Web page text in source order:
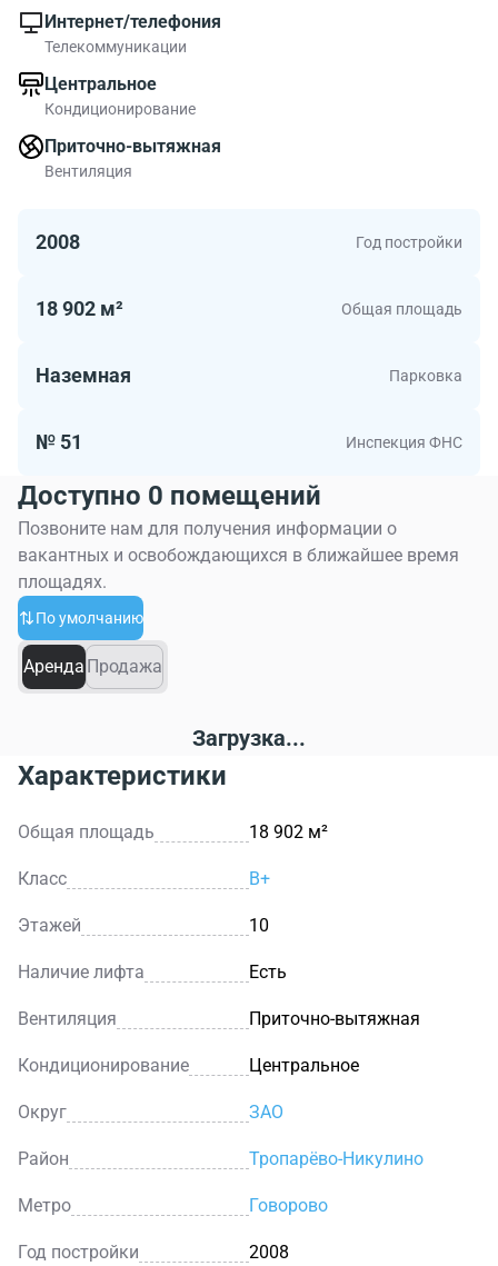
показано на карте. Около БЦ есть много объектов
инфраструктуры
Боровский (Линза) будет комфортно. Общая площадь
бизнес-центра 19000 квадратных метров. Метраж
нежилых площадей в БЦ от 285.00 до 1000.00 м2. В
бизнес-центре Боровский (Линза) рядом с метро Юго-
Интернет/телефония
Телекоммуникации
Центральное
Кондиционирование
Приточно-вытяжная
Вентиляция
2008 Год постройки
18 902 м² Общая площадь
Наземная Парковка
№ 51 Инспекция ФНС
Доступно 0 помещений
Позвоните нам для получения информации о
вакантных и освобождающихся в ближайшее время
площадях.
По умолчанию
Аренда Продажа
Загрузка...
Характеристики
Общая площадь 18 902 м²
Класс B+
Этажей 10
Наличие лифта Есть
Вентиляция Приточно-вытяжная
Кондиционирование Центральное
Округ ЗАО
Район Тропарёво-Никулино
Метро Говорово
Год постройки 2008